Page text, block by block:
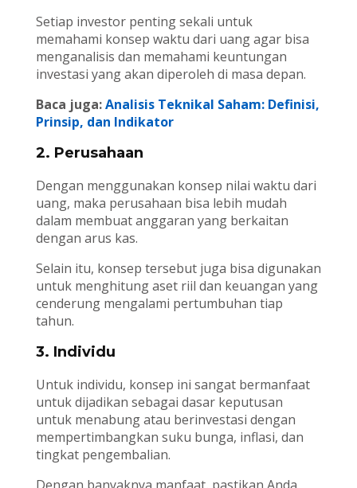
Setiap investor penting sekali untuk
memahami konsep waktu dari uang agar bisa
menganalisis dan memahami keuntungan
investasi yang akan diperoleh di masa depan.
Baca juga:Analisis Teknikal Saham: Definisi,
Prinsip, dan Indikator
2. Perusahaan
Dengan menggunakan konsep nilai waktu dari
uang, maka perusahaan bisa lebih mudah
dalam membuat anggaran yang berkaitan
dengan arus kas.
Selain itu, konsep tersebut juga bisa digunakan
untuk menghitung aset riil dan keuangan yang
cenderung mengalami pertumbuhan tiap
tahun.
3. Individu
Untuk individu, konsep ini sangat bermanfaat
untuk dijadikan sebagai dasar keputusan
untuk menabung atau berinvestasi dengan
mempertimbangkan suku bunga, inflasi, dan
tingkat pengembalian.